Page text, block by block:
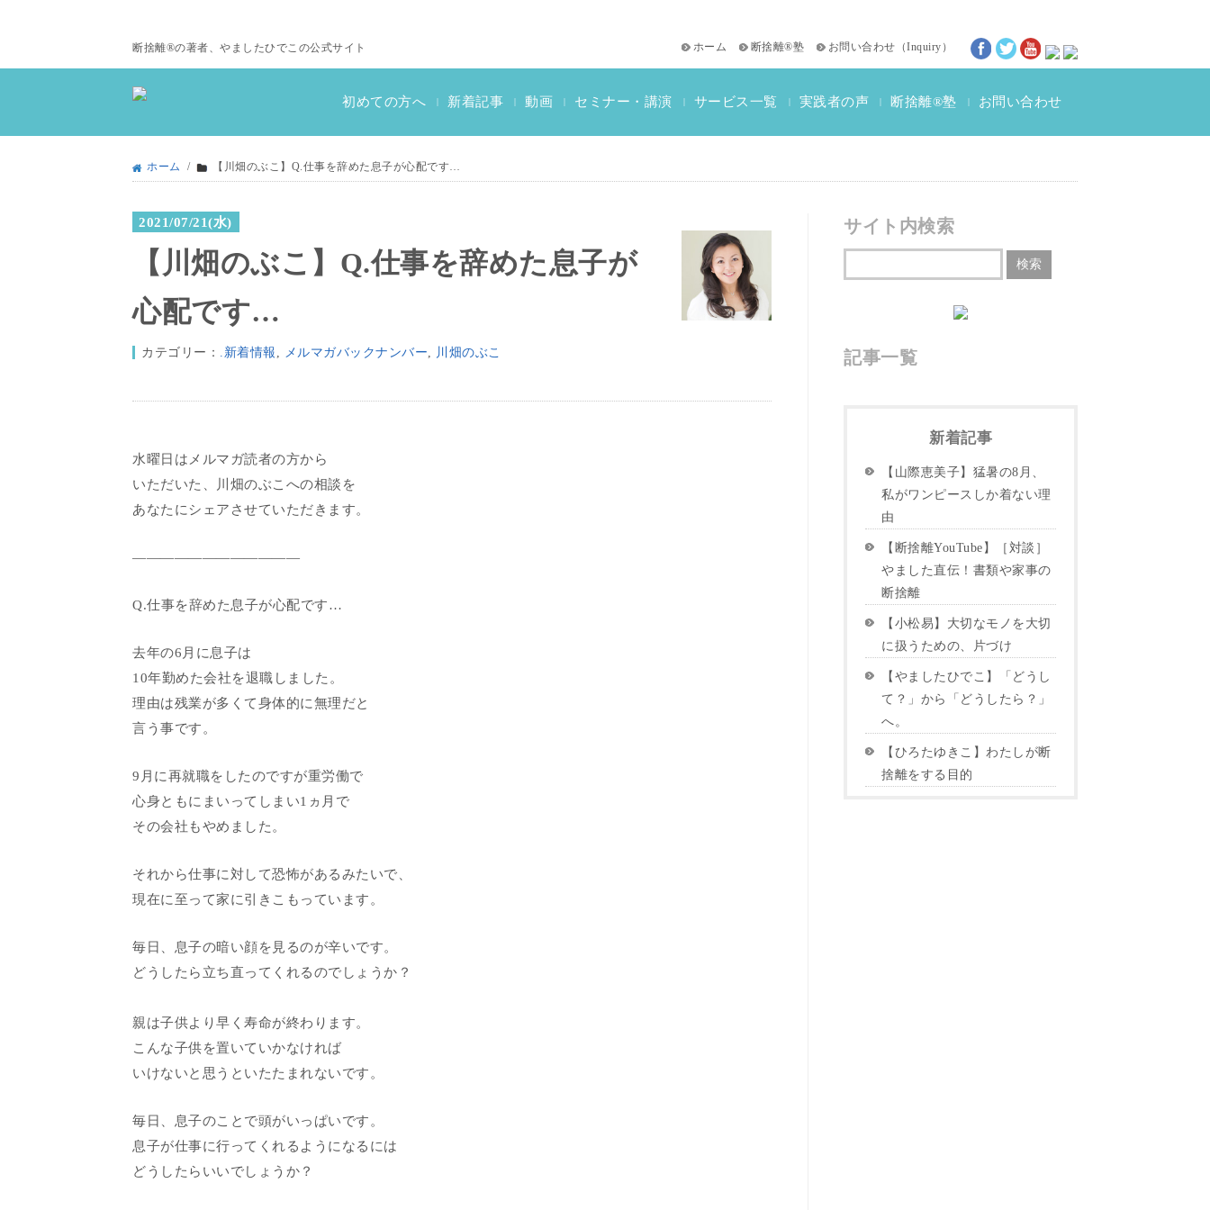
断捨離®の著者、やましたひでこの公式サイト ホーム 断捨離®塾 お問い合わせ （Inquiry ）
初めての方へ | 新着記事 | 動画 | セミナー・講演 | サービス一覧
おススメ書籍
教材一覧
断捨離検定情報
| 実践者の声
断捨離®体験談
動画インタビュー
| 断捨離®塾 | お問い合わせ
ホーム / 【川畑のぶこ】Q.仕事を辞めた息子が心配です…
2021/07/21(水)
【川畑のぶこ】Q.仕事を辞めた息子が
心配です…
カテゴリー： .新着情報 , メルマガバックナンバー, 川畑のぶこ
水曜日はメルマガ読者の方から
いただいた、川畑のぶこへの相談を
あなたにシェアさせていただきます。
————————————
Q.仕事を辞めた息子が心配です…
去年の6月に息子は
10年勤めた会社を退職しました。
理由は残業が多くて身体的に無理だと
言う事です。
9月に再就職をしたのですが重労働で
心身ともにまいってしまい1ヵ月で
その会社もやめました。
それから仕事に対して恐怖があるみたいで、
現在に至って家に引きこもっています。
毎日、息子の暗い顔を見るのが辛いです。
どうしたら立ち直ってくれるのでしょうか？
親は子供より早く寿命が終わります。
こんな子供を置いていかなければ
いけないと思うといたたまれないです。
毎日、息子のことで頭がいっぱいです。
息子が仕事に行ってくれるようになるには
どうしたらいいでしょうか？
サイト内検索
記事一覧
新着記事
【山際恵美子】猛暑の8月、
私がワンピースしか着ない理
由
【断捨離YouTube】［対談］
やました直伝！書類や家事の
断捨離
【小松易】大切なモノを大切
に扱うための、片づけ
【やましたひでこ】「どうし
て？」から「どうしたら？」
へ。
【ひろたゆきこ】わたしが断
捨離をする目的